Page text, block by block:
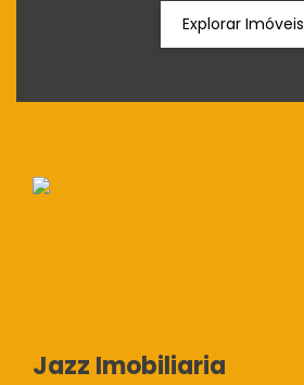
Explorar Imóveis
Jazz Imobiliaria